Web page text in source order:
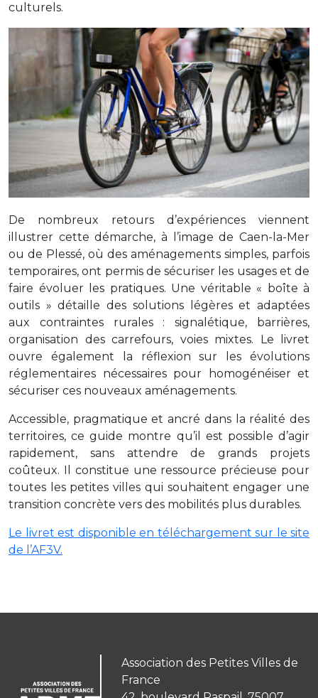
culturels.
De nombreux retours d’expériences viennent
illustrer cette démarche, à l’image de Caen-la-Mer
ou de Plessé, où des aménagements simples, parfois
temporaires, ont permis de sécuriser les usages et de
faire évoluer les pratiques. Une véritable « boîte à
outils » détaille des solutions légères et adaptées
aux contraintes rurales : signalétique, barrières,
organisation des carrefours, voies mixtes. Le livret
ouvre également la réflexion sur les évolutions
réglementaires nécessaires pour homogénéiser et
sécuriser ces nouveaux aménagements.
Accessible, pragmatique et ancré dans la réalité des
territoires, ce guide montre qu’il est possible d’agir
rapidement, sans attendre de grands projets
coûteux. Il constitue une ressource précieuse pour
toutes les petites villes qui souhaitent engager une
transition concrète vers des mobilités plus durables.
Le livret est disponible en téléchargement sur le site
de l’AF3V.
Association des Petites Villes de
France